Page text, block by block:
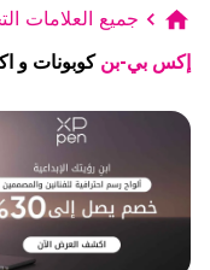
جميع العلامات
إكس بي-بن كوبونات و